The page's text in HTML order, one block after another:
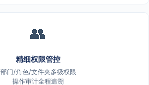
👥
精细权限管控
部门/角色/文件夹多级权限
操作审计全程追溯